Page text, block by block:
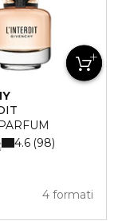
4 formati
4.6 98